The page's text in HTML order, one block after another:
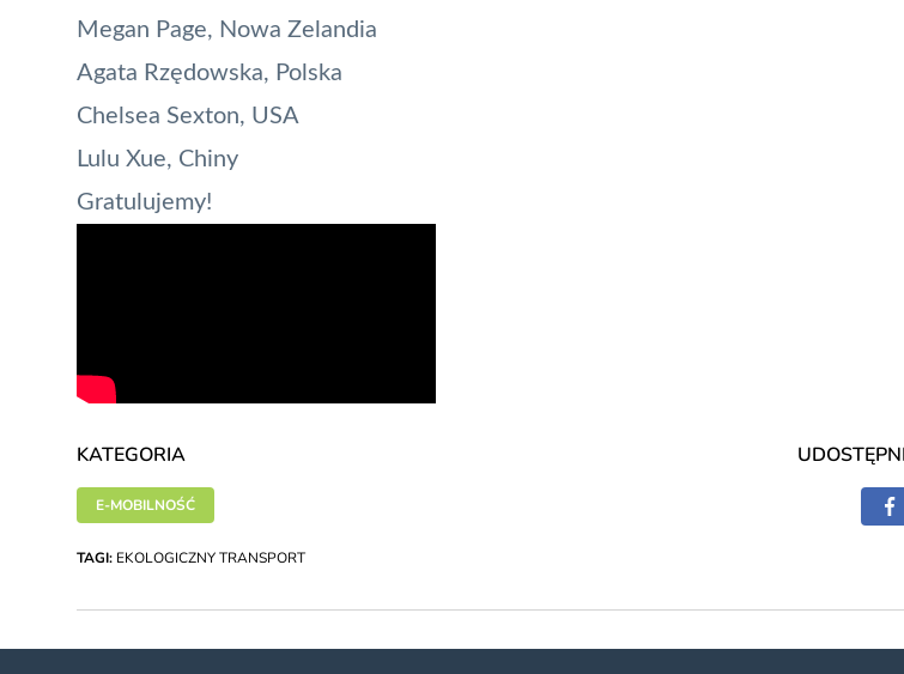
Megan Page, Nowa Zelandia
Agata Rzędowska, Polska
Chelsea Sexton, USA
Lulu Xue, Chiny
Gratulujemy!
KATEGORIA
E-MOBILNOŚĆ
TAGI: EKOLOGICZNY TRANSPORT